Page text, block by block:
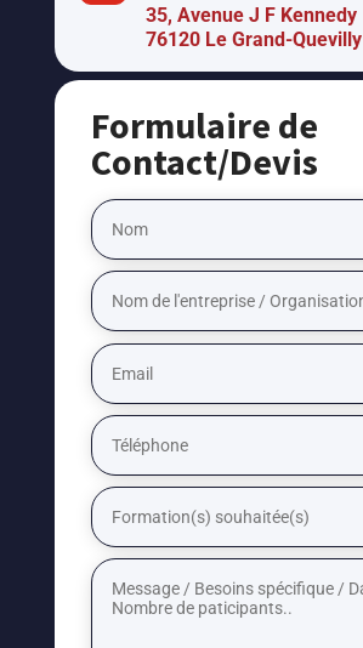
35, Avenue J F Kennedy
76120 Le Grand-Quevilly
Formulaire de
Contact/Devis